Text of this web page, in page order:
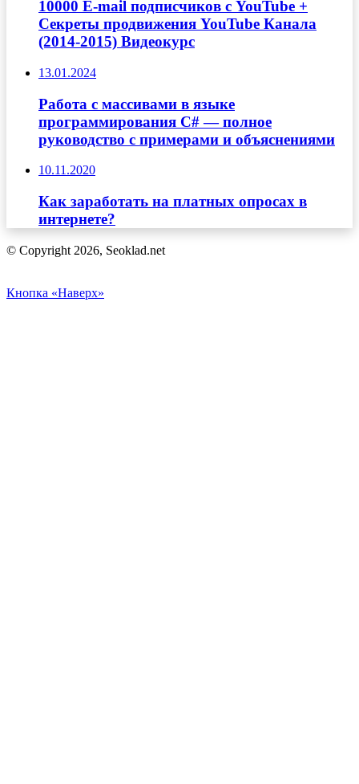
10000 E-mail подписчиков с YouTube +
Секреты продвижения YouTube Канала
(2014-2015) Видеокурс
13.01.2024
Работа с массивами в языке
программирования C# — полное
руководство с примерами и объяснениями
10.11.2020
Как заработать на платных опросах в
интернете?
© Copyright 2026, Seoklad.net
Кнопка «Наверх»